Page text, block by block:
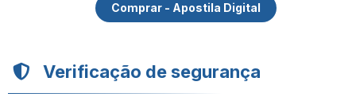
Comprar - Apostila Digital
Verificação de segurança